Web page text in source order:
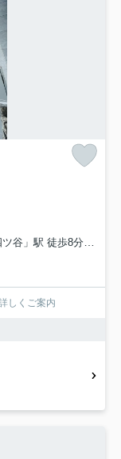
谷」駅 徒歩8分
しくご案内